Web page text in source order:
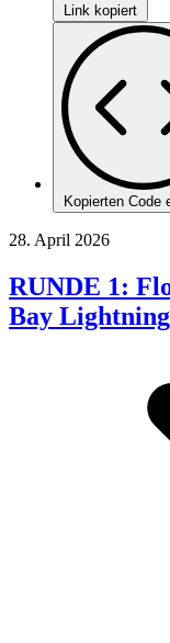
Link kopiert
Kopierten Code
28. April 2026
RUNDE 1:
Bay Lightning